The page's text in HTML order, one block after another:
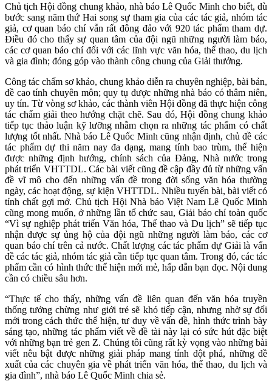
Chủ tịch Hội đồng chung khảo, nhà báo Lê Quốc Minh cho biết, dù
bước sang năm thứ Hai song sự tham gia của các tác giả, nhóm tác
giả, cơ quan báo chí vẫn rất đông đảo với 920 tác phẩm tham dự.
Điều đó cho thấy sự quan tâm của đội ngũ những người làm báo,
các cơ quan báo chí đối với các lĩnh vực văn hóa, thể thao, du lịch
và gia đình; đóng góp vào thành công chung của Giải thưởng.
Công tác chấm sơ khảo, chung khảo diễn ra chuyên nghiệp, bài bản,
đề cao tính chuyên môn; quy tụ được những nhà báo có thâm niên,
uy tín. Từ vòng sơ khảo, các thành viên Hội đồng đã thực hiện công
tác chấm giải theo hướng chặt chẽ. Sau đó, Hội đồng chung khảo
tiếp tục thảo luận kỹ lưỡng nhằm chọn ra những tác phẩm có chất
lượng tốt nhất. Nhà báo Lê Quốc Minh cũng nhận định, chủ đề các
tác phẩm dự thi năm nay đa dạng, mang tính bao trùm, thể hiện
được những định hướng, chính sách của Đảng, Nhà nước trong
phát triển VHTTDL. Các bài viết cũng đề cập đầy đủ từ những vấn
đề vĩ mô cho đến những vấn đề trong đời sống văn hóa thường
ngày, các hoạt động, sự kiện VHTTDL. Nhiều tuyến bài, bài viết có
tính chất gợi mở. Chủ tịch Hội Nhà báo Việt Nam Lê Quốc Minh
cũng mong muốn, ở những lần tổ chức sau, Giải báo chí toàn quốc
“Vì sự nghiệp phát triển Văn hóa, Thể thao và Du lịch” sẽ tiếp tục
nhận được sự ủng hộ của đội ngũ những người làm báo, các cơ
quan báo chí trên cả nước. Chất lượng các tác phẩm dự Giải là vấn
đề các tác giả, nhóm tác giả cần tiếp tục quan tâm. Trong đó, các tác
phẩm cần có hình thức thể hiện mới mẻ, hấp dẫn bạn đọc. Nội dung
cần có chiều sâu hơn.
“Thực tế cho thấy, những vấn đề liên quan đến văn hóa truyền
thống tưởng chừng như giới trẻ sẽ khó tiếp cận, nhưng nhờ sự đổi
mới trong cách thức thể hiện, tư duy về vấn đề, hình thức trình bày
sáng tạo, những tác phẩm viết về đề tài này lại có sức hút đặc biệt
với những bạn trẻ gen Z. Chúng tôi cũng rất kỳ vọng vào những bài
viết nêu bật được những giải pháp mang tính đột phá, những đề
xuất của các chuyên gia về phát triển văn hóa, thể thao, du lịch và
gia đình”, nhà báo Lê Quốc Minh chia sẻ.